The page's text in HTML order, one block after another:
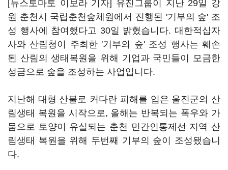
[뉴스토마토 이보라 기자] 유진그룹이 지난 29일 강
원 춘천시 국립춘천숲체원에서 진행된 '기부의 숲' 조
성 행사에 참여했다고 30일 밝혔습니다. 대한적십자
사와 산림청이 주최한 '기부의 숲' 조성 행사는 훼손
된 산림의 생태복원을 위해 기업과 국민들이 모금한
성금으로 숲을 조성하는 사업입니다.
지난해 대형 산불로 커다란 피해를 입은 울진군의 산
림생태 복원을 시작으로, 올해는 반복되는 폭우와 가
뭄으로 토양이 유실되는 춘천 민간인통제선 지역 산
림생태 복원을 위해 두번째 기부의 숲이 조성됐습니
다.